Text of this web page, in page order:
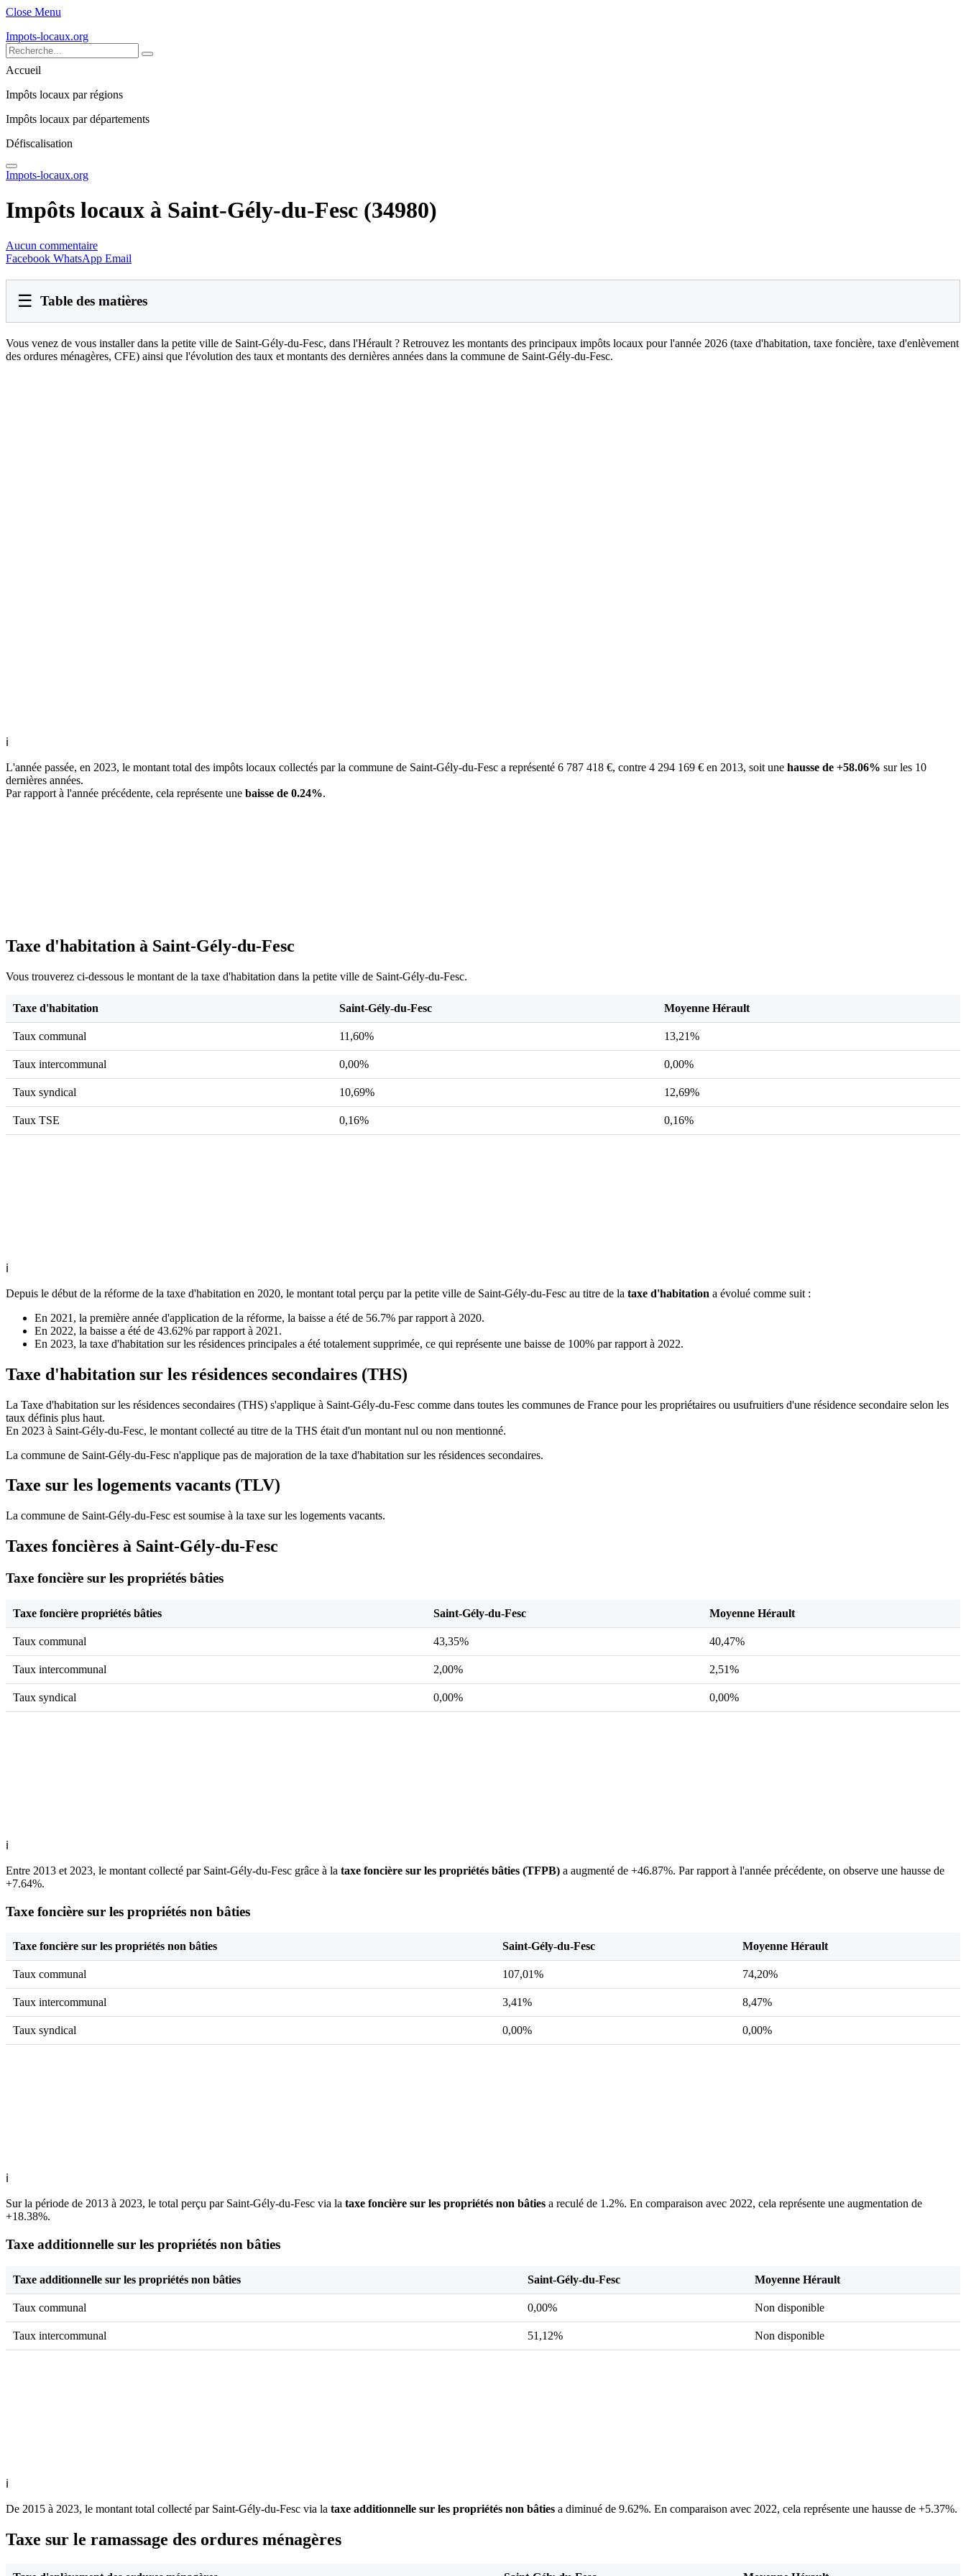
Close Menu
Impots-locaux.org
Accueil
Impôts locaux par régions
Impôts locaux par départements
Défiscalisation
Impots-locaux.org
Impôts locaux à Saint-Gély-du-Fesc (34980)
Aucun commentaire
Facebook WhatsApp Email
☰ Table des matières
Vous venez de vous installer dans la petite ville de Saint-Gély-du-Fesc, dans l'Hérault ? Retrouvez les montants des principaux impôts locaux pour l'année 2026 (taxe d'habitation, taxe foncière, taxe d'enlèvement
des ordures ménagères, CFE) ainsi que l'évolution des taux et montants des dernières années dans la commune de Saint-Gély-du-Fesc.
ℹ
L'année passée, en 2023, le montant total des impôts locaux collectés par la commune de Saint-Gély-du-Fesc a représenté 6 787 418 €, contre 4 294 169 € en 2013, soit une hausse de +58.06% sur les 10
dernières années.
Par rapport à l'année précédente, cela représente une baisse de 0.24%.
Taxe d'habitation à Saint-Gély-du-Fesc
Vous trouverez ci-dessous le montant de la taxe d'habitation dans la petite ville de Saint-Gély-du-Fesc.
Taxe d'habitation Saint-Gély-du-Fesc Moyenne Hérault
Taux communal 11,60% 13,21%
Taux intercommunal 0,00% 0,00%
Taux syndical 10,69% 12,69%
Taux TSE 0,16% 0,16%
ℹ
Depuis le début de la réforme de la taxe d'habitation en 2020, le montant total perçu par la petite ville de Saint-Gély-du-Fesc au titre de la taxe d'habitation a évolué comme suit :
En 2021, la première année d'application de la réforme, la baisse a été de 56.7% par rapport à 2020.
En 2022, la baisse a été de 43.62% par rapport à 2021.
En 2023, la taxe d'habitation sur les résidences principales a été totalement supprimée, ce qui représente une baisse de 100% par rapport à 2022.
Taxe d'habitation sur les résidences secondaires (THS)
La Taxe d'habitation sur les résidences secondaires (THS) s'applique à Saint-Gély-du-Fesc comme dans toutes les communes de France pour les propriétaires ou usufruitiers d'une résidence secondaire selon les
taux définis plus haut.
En 2023 à Saint-Gély-du-Fesc, le montant collecté au titre de la THS était d'un montant nul ou non mentionné.
La commune de Saint-Gély-du-Fesc n'applique pas de majoration de la taxe d'habitation sur les résidences secondaires.
Taxe sur les logements vacants (TLV)
La commune de Saint-Gély-du-Fesc est soumise à la taxe sur les logements vacants.
Taxes foncières à Saint-Gély-du-Fesc
Taxe foncière sur les propriétés bâties
Taxe foncière propriétés bâties Saint-Gély-du-Fesc Moyenne Hérault
Taux communal 43,35% 40,47%
Taux intercommunal 2,00% 2,51%
Taux syndical 0,00% 0,00%
ℹ
Entre 2013 et 2023, le montant collecté par Saint-Gély-du-Fesc grâce à la taxe foncière sur les propriétés bâties (TFPB) a augmenté de +46.87%. Par rapport à l'année précédente, on observe une hausse de
+7.64%.
Taxe foncière sur les propriétés non bâties
Taxe foncière sur les propriétés non bâties Saint-Gély-du-Fesc Moyenne Hérault
Taux communal 107,01% 74,20%
Taux intercommunal 3,41% 8,47%
Taux syndical 0,00% 0,00%
ℹ
Sur la période de 2013 à 2023, le total perçu par Saint-Gély-du-Fesc via la taxe foncière sur les propriétés non bâties a reculé de 1.2%. En comparaison avec 2022, cela représente une augmentation de
+18.38%.
Taxe additionnelle sur les propriétés non bâties
Taxe additionnelle sur les propriétés non bâties Saint-Gély-du-Fesc Moyenne Hérault
Taux communal 0,00% Non disponible
Taux intercommunal 51,12% Non disponible
ℹ
De 2015 à 2023, le montant total collecté par Saint-Gély-du-Fesc via la taxe additionnelle sur les propriétés non bâties a diminué de 9.62%. En comparaison avec 2022, cela représente une hausse de +5.37%.
Taxe sur le ramassage des ordures ménagères